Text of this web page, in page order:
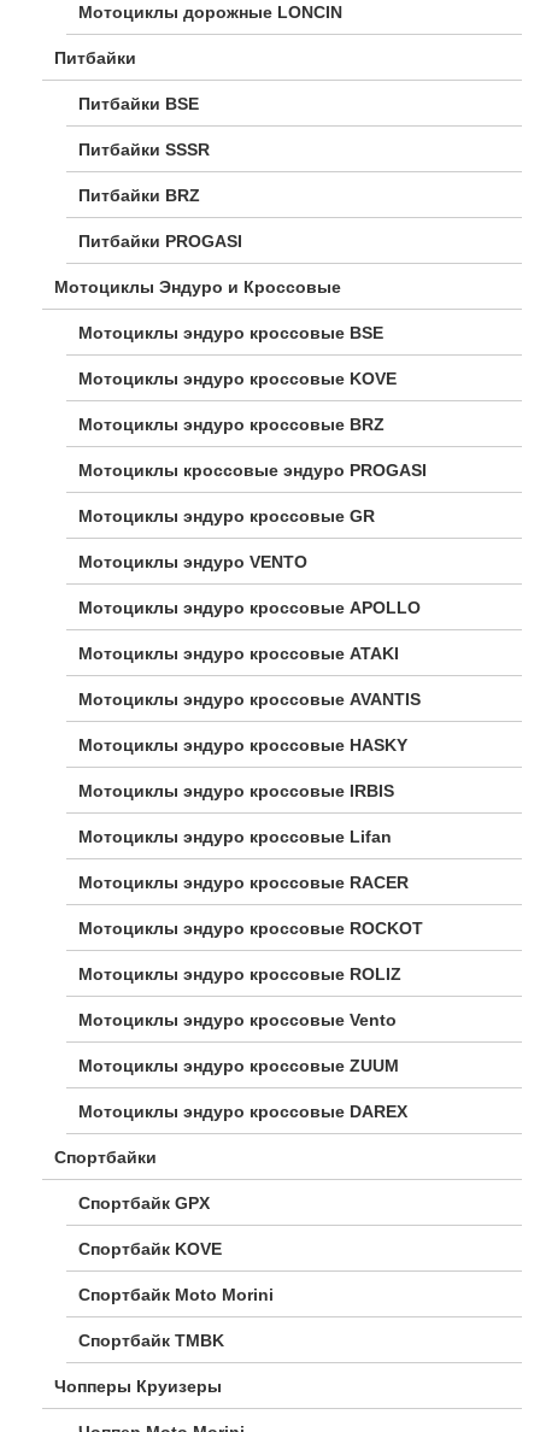
Мотоциклы дорожные LONCIN
Питбайки
Питбайки BSE
Питбайки SSSR
Питбайки BRZ
Питбайки PROGASI
Мотоциклы Эндуро и Кроссовые
Мотоциклы эндуро кроссовые BSE
Мотоциклы эндуро кроссовые KOVE
Мотоциклы эндуро кроссовые BRZ
Мотоциклы кроссовые эндуро PROGASI
Мотоциклы эндуро кроссовые GR
Мотоциклы эндуро VENTO
Мотоциклы эндуро кроссовые APOLLO
Мотоциклы эндуро кроссовые ATAKI
Мотоциклы эндуро кроссовые AVANTIS
Мотоциклы эндуро кроссовые HASKY
Мотоциклы эндуро кроссовые IRBIS
Мотоциклы эндуро кроссовые Lifan
Мотоциклы эндуро кроссовые RACER
Мотоциклы эндуро кроссовые ROCKOT
Мотоциклы эндуро кроссовые ROLIZ
Мотоциклы эндуро кроссовые Vento
Мотоциклы эндуро кроссовые ZUUM
Мотоциклы эндуро кроссовые DAREX
Спортбайки
Спортбайк GPX
Спортбайк KOVE
Спортбайк Moto Morini
Спортбайк TMBK
Чопперы Круизеры